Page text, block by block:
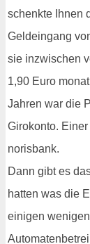
schenkte Ihnen
Geldeingang
sie inzwischen
1,90 Euro
Jahren war die
Girokonto.
norisbank.
Dann gibt es
hatten was die
einigen